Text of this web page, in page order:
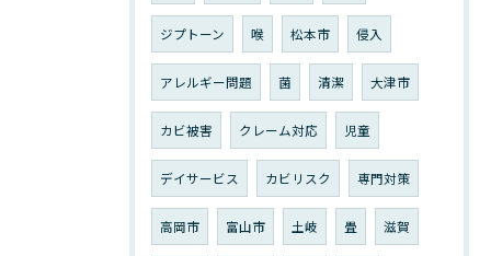
ジプトーン 喉 松本市 侵入
アレルギー問題 菌 清潔 大津市
カビ被害 クレーム対応 児童
デイサービス カビリスク 専門対策
高岡市 富山市 土岐 畳 滋賀